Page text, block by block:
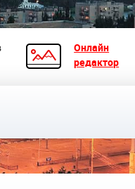
Онлайн
редактор